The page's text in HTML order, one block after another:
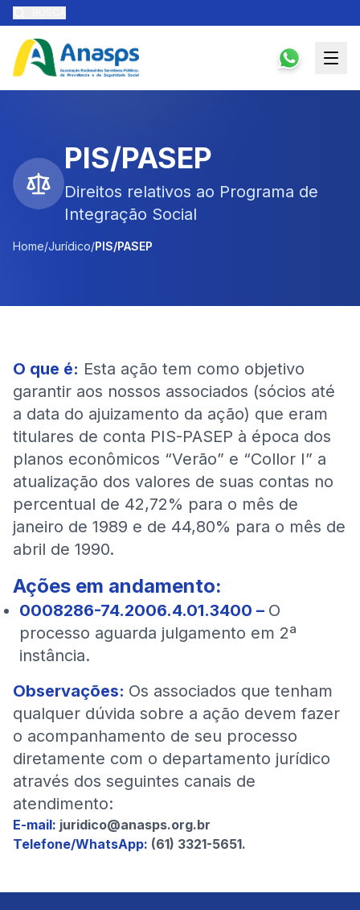
PIS/PASEP
Direitos relativos ao Programa de
Integração Social
Home/Jurídico/PIS/PASEP
O que é: Esta ação tem como objetivo
garantir aos nossos associados (sócios até
a data do ajuizamento da ação) que eram
titulares de conta PIS-PASEP à época dos
planos econômicos “Verão” e “Collor I” a
atualização dos valores de suas contas no
percentual de 42,72% para o mês de
janeiro de 1989 e de 44,80% para o mês de
abril de 1990.
Ações em andamento:
0008286-74.2006.4.01.3400 – O
processo aguarda julgamento em 2ª
instância.
Observações: Os associados que tenham
qualquer dúvida sobre a ação devem fazer
o acompanhamento de seu processo
diretamente com o departamento jurídico
através dos seguintes canais de
atendimento:
E-mail: juridico@anasps.org.br
Telefone/WhatsApp: (61) 3321-5651.